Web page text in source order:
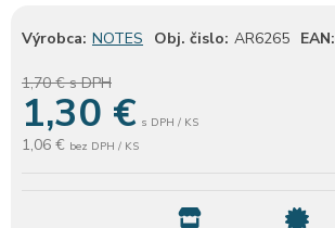
Výrobca: NOTES Obj. čislo: AR6265 EAN:
1,70 €s DPH
1,30 € s DPH / KS
1,06 € bez DPH / KS